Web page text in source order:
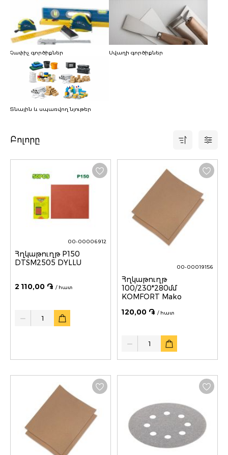
Չափիչ գործիքներ Սվաղի գործիքներ
Տնային և սպառվող նյութեր
Բոլորը
00-00006912
Հղկաթուղթ P150
DTSM2505 DYLLU
2 110,00 ֏ / հատ
00-00019156
Հղկաթուղթ
100/230*280մմ
KOMFORT Mako
120,00 ֏ / հատ